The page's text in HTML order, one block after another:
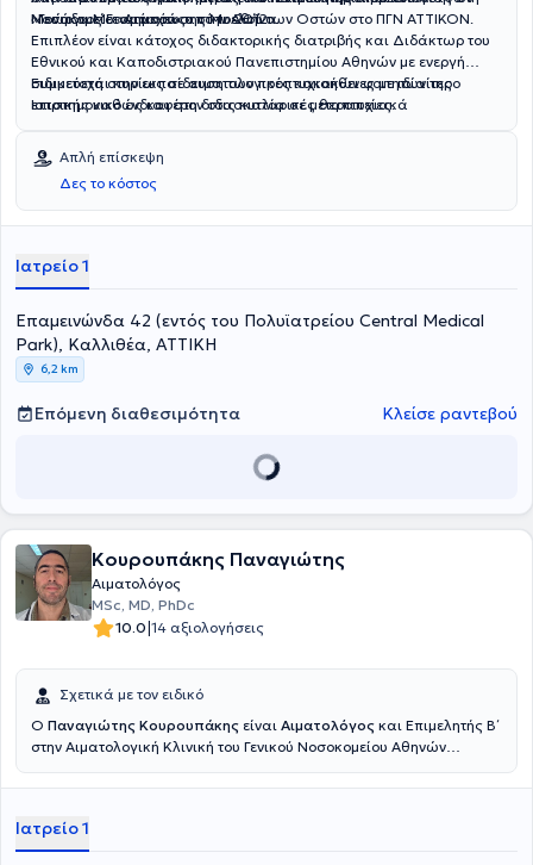
Νοσοκομείο «Αττικόν» από το 2012.
«Γεώργιος Γεννηματάς» στην Αθήνα.
Μονάδα Μεταμόσχευσης Μυελού των Οστών στο ΠΓΝ ΑΤΤΙΚΟΝ.
Επιπλέον είναι κάτοχος διδακτορικής διατριβής και Διδάκτωρ του
Εθνικού και Καποδιστριακού Πανεπιστημίου Αθηνών με ενεργή
συμμετοχή στην εκπαίδευση των προπτυχιακών φοιτητών της
Ιατρικής καθώς και στη διδασκαλία σε μεταπτυχιακά
Ειδικεύεται κυρίως σε αιματολογικές κακοήθειες με ιδιαίτερο
επιστημονικό ενδιαφέρον στις κυτταρικές θεραπείες.
Απλή επίσκεψη
Δες το κόστος
Ιατρείο 1
Επαμεινώνδα 42 (εντός του Πολυϊατρείου Central Medical
Park), Καλλιθέα, ΑΤΤΙΚΗ
6,2 km
Επόμενη διαθεσιμότητα Κλείσε ραντεβού
Κουρουπάκης Παναγιώτης
Αιματολόγος
MSc, MD, PhDc
10.0|14 αξιολογήσεις
Σχετικά με τον ειδικό
Ο Παναγιώτης Κουρουπάκης είναι Αιματολόγος και Επιμελητής Β΄
στην Αιματολογική Κλινική του Γενικού Νοσοκομείου Αθηνών
(Διαγνωστικού κέντρου στο Χαλάνδρι), ενώ είναι και εξωτερικός
Σχολής Αθηνών, συνεργάτης επί διετία της Ελληνικής Ογκολογικής
Ερευνητικής Ομάδας, ειδικευθείς στο Γ.Ν.Α. Σισμανόγλειο
Ιατρείο 1